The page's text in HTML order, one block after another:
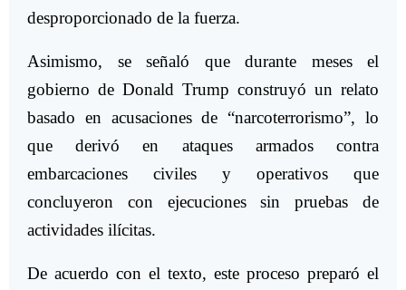
desproporcionado de la fuerza.
Asimismo, se señaló que durante meses el
gobierno de Donald Trump construyó un relato
basado en acusaciones de “narcoterrorismo”, lo
que derivó en ataques armados contra
embarcaciones civiles y operativos que
concluyeron con ejecuciones sin pruebas de
actividades ilícitas.
De acuerdo con el texto, este proceso preparó el